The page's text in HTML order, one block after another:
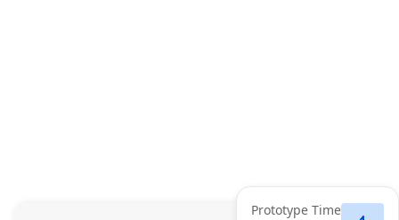
Prototype Time